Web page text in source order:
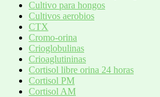
Cultivo para hongos
Cultivos aerobios
CTX
Cromo-orina
Crioglobulinas
Crioaglutininas
Cortisol libre orina 24 horas
Cortisol PM
Cortisol AM